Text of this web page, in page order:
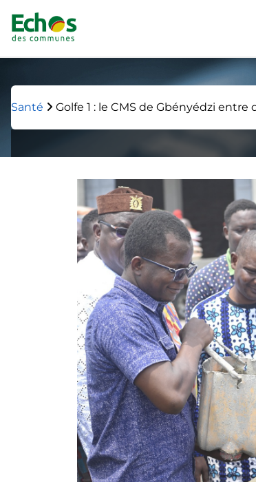
Santé Golfe 1 : le CMS de Gbényédzi